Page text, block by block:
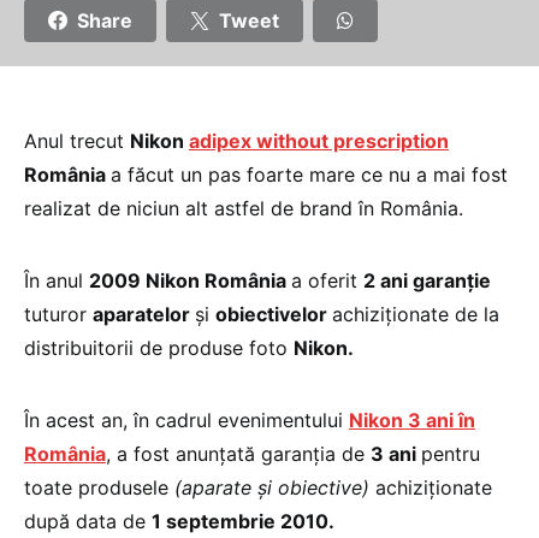
Share Tweet
Anul trecut Nikon adipex without prescription
România a făcut un pas foarte mare ce nu a mai fost
realizat de niciun alt astfel de brand în România.
În anul 2009 Nikon România a oferit 2 ani garanţie
tuturor aparatelor şi obiectivelor achiziţionate de la
distribuitorii de produse foto Nikon.
În acest an, în cadrul evenimentului Nikon 3 ani în
România, a fost anunţată garanţia de 3 ani pentru
toate produsele (aparate şi obiective) achiziţionate
după data de 1 septembrie 2010.